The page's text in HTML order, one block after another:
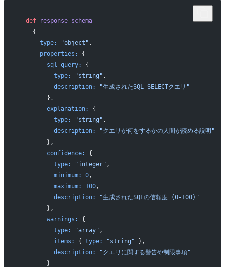
  def
response_schema
    {
      type:
"object" ,
      properties:
{
        sql_query:
{
          type:
"string" ,
          description:
"生成されたSQL SELECTクエリ"
        },
        explanation:
{
          type:
"string" ,
          description:
"クエリが何をするかの人間が読める説明"
        },
        confidence:
{
          type:
"integer" ,
          minimum:
0,
          maximum:
100,
          description:
"生成されたSQLの信頼度 (0-100)"
        },
        warnings:
{
          type:
"array" ,
          items:
{ type: "string" },
          description:
"クエリに関する警告や制限事項"
        }